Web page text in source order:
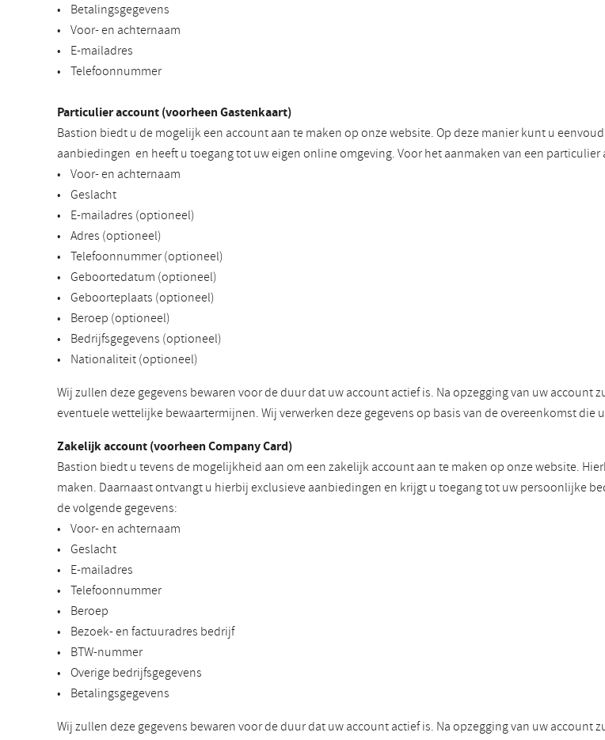
• Betalingsgegevens
• Voor- en achternaam
• E-mailadres
• Telefoonnummer
Particulier account (voorheen Gastenkaart)
Bastion biedt u de mogelijk een account aan te maken op onze website. Op deze manier kunt u
aanbiedingen en heeft u toegang tot uw eigen online omgeving. Voor het aanmaken van een particulier
• Voor- en achternaam
• Geslacht
• E-mailadres (optioneel)
• Adres (optioneel)
• Telefoonnummer (optioneel)
• Geboortedatum (optioneel)
• Geboorteplaats (optioneel)
• Beroep (optioneel)
• Bedrijfsgegevens (optioneel)
• Nationaliteit (optioneel)
Wij zullen deze gegevens bewaren voor de duur dat uw account actief is. Na opzegging van uw
eventuele wettelijke bewaartermijnen. Wij verwerken deze gegevens op basis van de overeenkomst die
Zakelijk account (voorheen Company Card)
Bastion biedt u tevens de mogelijkheid aan om een zakelijk account aan te maken op onze website.
maken. Daarnaast ontvangt u hierbij exclusieve aanbiedingen en krijgt u toegang tot uw persoonlijke
de volgende gegevens:
• Voor- en achternaam
• Geslacht
• E-mailadres
• Telefoonnummer
• Beroep
• Bezoek- en factuuradres bedrijf
• BTW-nummer
• Overige bedrijfsgegevens
• Betalingsgegevens
Wij zullen deze gegevens bewaren voor de duur dat uw account actief is. Na opzegging van uw